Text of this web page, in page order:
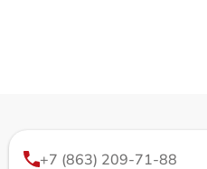
+7 (863) 209-71-88